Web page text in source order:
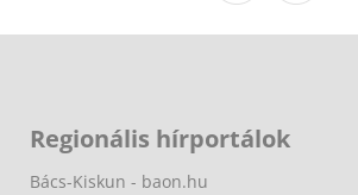
Regionális hírportálok
Bács-Kiskun - baon.hu